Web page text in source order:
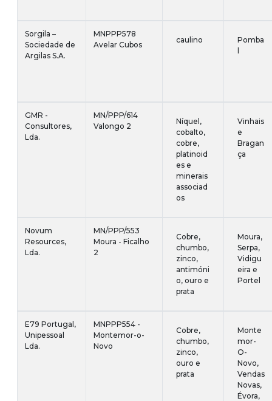
Sorgila –
Sociedade de
Argilas S.A.
MNPPP578
Avelar Cubos
caulino
Pomba
l
GMR -
Consultores,
Lda.
MN/PPP/614
Valongo 2
Níquel,
cobalto,
cobre,
platinoid
es e
minerais
associad
os
Vinhais
e
Bragan
ça
Novum
Resources,
Lda.
MN/PPP/553
Moura - Ficalho
2
Cobre,
chumbo,
zinco,
antimóni
o, ouro e
prata
Moura,
Serpa,
Vidigu
eira e
Portel
E79 Portugal,
Unipessoal
Lda.
MNPPP554 -
Montemor-o-
Novo
Cobre,
chumbo,
zinco,
ouro e
prata
Monte
mor-
O-
Novo,
Vendas
Novas,
Évora,